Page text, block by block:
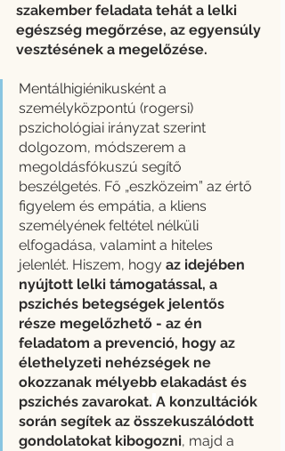
szakember feladata tehát a lelki
egészség megőrzése, az egyensúly
vesztésének a megelőzése.
Mentálhigiénikusként a
személyközpontú (rogersi)
pszichológiai irányzat szerint
dolgozom, módszerem a
megoldásfókuszú segítő
beszélgetés. Fő „eszközeim” az értő
figyelem és empátia, a kliens
személyének feltétel nélküli
elfogadása, valamint a hiteles
jelenlét. Hiszem, hogy az idejében
nyújtott lelki támogatással, a
pszichés betegségek jelentős
része megelőzhető - az én
feladatom a prevenció, hogy az
élethelyzeti nehézségek ne
okozzanak mélyebb elakadást és
pszichés zavarokat. A konzultációk
során segítek az összekuszálódott
gondolatokat kibogozni, majd a